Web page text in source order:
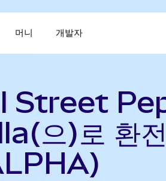
머니 개발자
Street
으)로 환